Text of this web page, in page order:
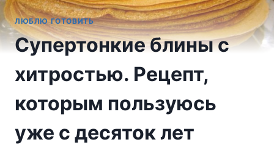
ЛЮБЛЮ ГОТОВИТЬ
Супертонкие блины с
хитростью. Рецепт,
которым пользуюсь
уже с десяток лет